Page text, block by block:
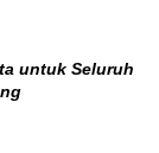
untuk Seluruh